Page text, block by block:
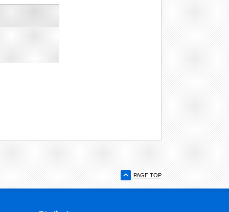
PAGE TOP